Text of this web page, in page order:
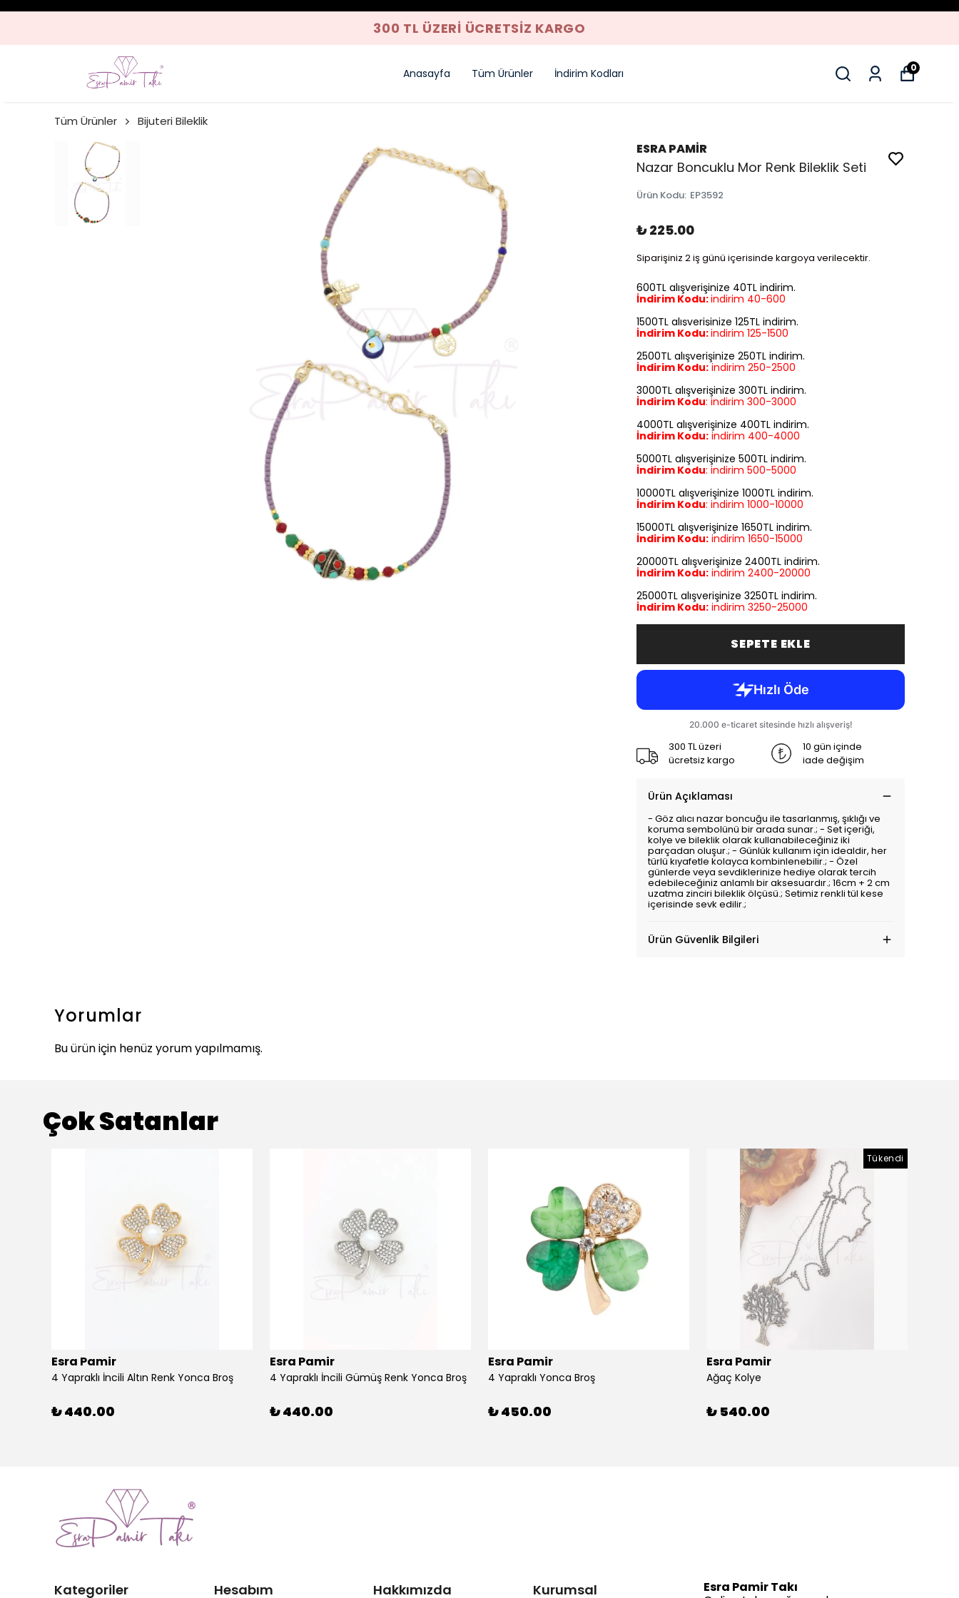
300 TL ÜZERI ÜCRETSIZ KARGO
Anasayfa Tüm Ürünler İndirim Kodları 0
Tüm Ürünler Bijuteri Bileklik
ESRA PAMİR
Nazar Boncuklu Mor Renk Bileklik Seti
Ürün Kodu: EP3592
₺ 225.00
Siparişiniz 2 iş günü içerisinde kargoya verilecektir.
600TL alışverişinize 40TL indirim.
İndirim Kodu:indirim 40-600
1500TL alışverişinize 125TL indirim.
İndirim Kodu:indirim 125-1500
2500TL alışverişinize 250TL indirim.
İndirim Kodu: indirim 250-2500
3000TL alışverişinize 300TL indirim.
İndirim Kodu: indirim 300-3000
4000TL alışverişinize 400TL indirim.
İndirim Kodu: indirim 400-4000
5000TL alışverişinize 500TL indirim.
İndirim Kodu: indirim 500-5000
10000TL alışverişinize 1000TL indirim.
İndirim Kodu: indirim 1000-10000
15000TL alışverişinize 1650TL indirim.
İndirim Kodu: indirim 1650-15000
20000TL alışverişinize 2400TL indirim.
İndirim Kodu: indirim 2400-20000
25000TL alışverişinize 3250TL indirim.
İndirim Kodu: indirim 3250-25000
SEPETE EKLE
300 TL üzeri
ücretsiz kargo
10 gün içinde
iade değişim
Ürün Açıklaması
- Göz alıcı nazar boncuğu ile tasarlanmış, şıklığı ve
koruma sembolünü bir arada sunar.; - Set içeriği,
kolye ve bileklik olarak kullanabileceğiniz iki
parçadan oluşur.; - Günlük kullanım için idealdir, her
türlü kıyafetle kolayca kombinlenebilir.; - Özel
günlerde veya sevdiklerinize hediye olarak tercih
edebileceğiniz anlamlı bir aksesuardır.; 16cm + 2 cm
uzatma zinciri bileklik ölçüsü.; Setimiz renkli tül kese
içerisinde sevk edilir.;
Ürün Güvenlik Bilgileri
Yorumlar
Bu ürün için henüz yorum yapılmamış.
Çok Satanlar
Esra Pamir
4 Yapraklı İncili Altın Renk Yonca Broş
₺ 440.00
Esra Pamir
4 Yapraklı İncili Gümüş Renk Yonca Broş
₺ 440.00
Esra Pamir
4 Yapraklı Yonca Broş
₺ 450.00
Tükendi
Esra Pamir
Ağaç Kolye
₺ 540.00
Kategoriler Hesabım Hakkımızda Kurumsal
Esra Pamir Takı